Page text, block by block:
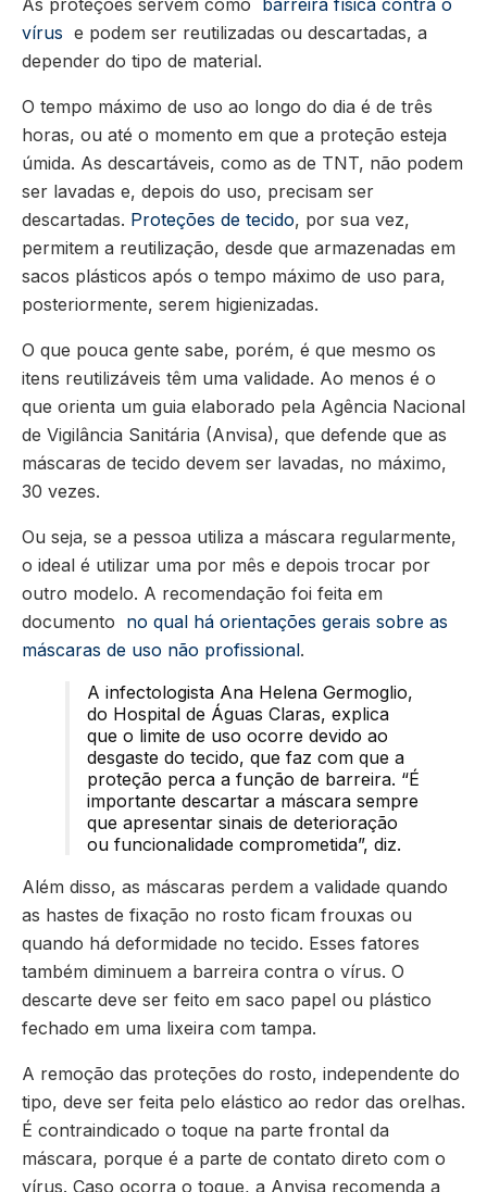
vírus e podem ser reutilizadas ou descartadas, a
depender do tipo de material.
O tempo máximo de uso ao longo do dia é de três
horas, ou até o momento em que a proteção esteja
úmida. As descartáveis, como as de TNT, não podem
ser lavadas e, depois do uso, precisam ser
descartadas. Proteções de tecido, por sua vez,
permitem a reutilização, desde que armazenadas em
sacos plásticos após o tempo máximo de uso para,
posteriormente, serem higienizadas.
O que pouca gente sabe, porém, é que mesmo os
itens reutilizáveis têm uma validade. Ao menos é o
que orienta um guia elaborado pela Agência Nacional
de Vigilância Sanitária (Anvisa), que defende que as
máscaras de tecido devem ser lavadas, no máximo,
30 vezes.
Ou seja, se a pessoa utiliza a máscara regularmente,
o ideal é utilizar uma por mês e depois trocar por
outro modelo. A recomendação foi feita em
documento no qual há orientações gerais sobre as
máscaras de uso não profissional.
A infectologista Ana Helena Germoglio,
do Hospital de Águas Claras, explica
que o limite de uso ocorre devido ao
desgaste do tecido, que faz com que a
proteção perca a função de barreira. “É
importante descartar a máscara sempre
que apresentar sinais de deterioração
ou funcionalidade comprometida”, diz.
Além disso, as máscaras perdem a validade quando
as hastes de fixação no rosto ficam frouxas ou
quando há deformidade no tecido. Esses fatores
também diminuem a barreira contra o vírus. O
descarte deve ser feito em saco papel ou plástico
fechado em uma lixeira com tampa.
A remoção das proteções do rosto, independente do
tipo, deve ser feita pelo elástico ao redor das orelhas.
É contraindicado o toque na parte frontal da
máscara, porque é a parte de contato direto com o
vírus. Caso ocorra o toque, a Anvisa recomenda a